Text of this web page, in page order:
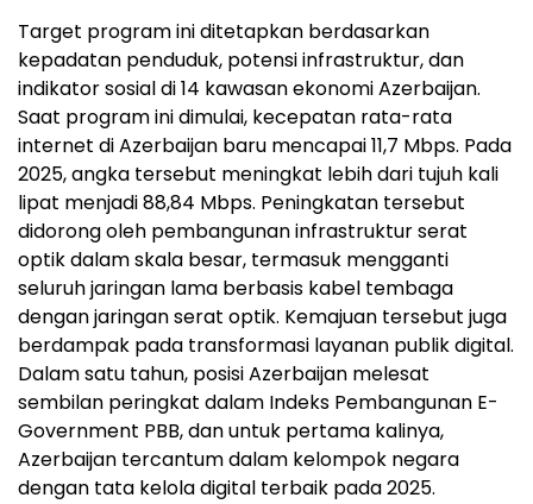
Target program ini ditetapkan berdasarkan
kepadatan penduduk, potensi infrastruktur, dan
indikator sosial di 14 kawasan ekonomi Azerbaijan.
Saat program ini dimulai, kecepatan rata-rata
internet di Azerbaijan baru mencapai 11,7 Mbps. Pada
2025, angka tersebut meningkat lebih dari tujuh kali
lipat menjadi 88,84 Mbps. Peningkatan tersebut
didorong oleh pembangunan infrastruktur serat
optik dalam skala besar, termasuk mengganti
seluruh jaringan lama berbasis kabel tembaga
dengan jaringan serat optik. Kemajuan tersebut juga
berdampak pada transformasi layanan publik digital.
Dalam satu tahun, posisi Azerbaijan melesat
sembilan peringkat dalam Indeks Pembangunan E-
Government PBB, dan untuk pertama kalinya,
Azerbaijan tercantum dalam kelompok negara
dengan tata kelola digital terbaik pada 2025.